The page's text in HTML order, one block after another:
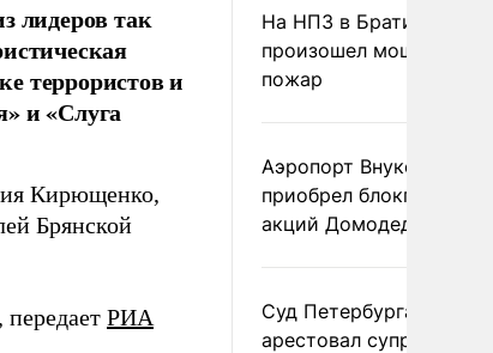
лидеров так
террористов и
и «Слуга
Кирющенко,
Брянской
РИА
На НПЗ в Братиславе
произошел мощный
пожар
Аэропорт Внуково
приобрел блокпакет
акций Домодедово
Суд Петербурга заочно
арестовал супругу